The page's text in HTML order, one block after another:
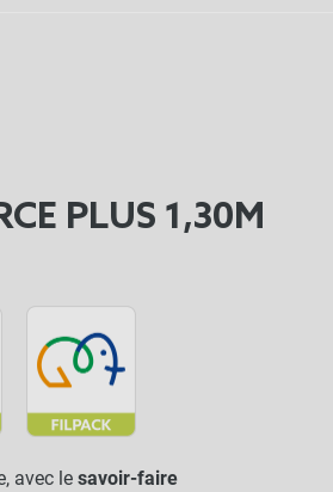
PLUS 1,30M
avec le savoir-faire